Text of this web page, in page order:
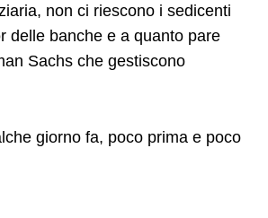
non ci riescono i sedicenti
delle banche e a quanto pare
Sachs che gestiscono
giorno fa, poco prima e poco